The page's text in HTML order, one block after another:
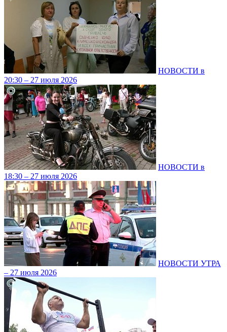
НОВОСТИ в
20:30 – 27 июля 2026
НОВОСТИ в
18:30 – 27 июля 2026
НОВОСТИ УТРА
– 27 июля 2026